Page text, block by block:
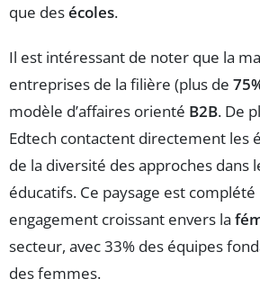
que desécoles.
Il est intéressant de noter que la
entreprises de la filière (plus de
modèle d’affaires orienté B2B. De
Edtech contactent directement les
de la diversité des approches dans
éducatifs. Ce paysage est complété
engagement croissant envers la
secteur, avec 33% des équipes
des femmes.